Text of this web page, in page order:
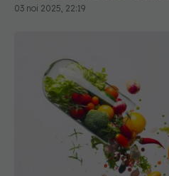
03 noi 2025, 22:19